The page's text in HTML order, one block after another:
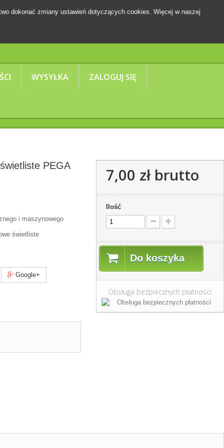
WYSYŁKA ZALOGUJ SIĘ
dokonać zmiany ustawień dotyczących cookies. Więcej w naszej
PEGA
i maszynowego
świetliste
Google+
7,00 złbrutto
Ilość
Do koszyka
Obsługa bezpiecznych płatności